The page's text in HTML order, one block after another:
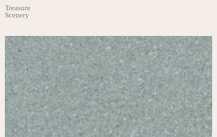
Treasure
Scenery